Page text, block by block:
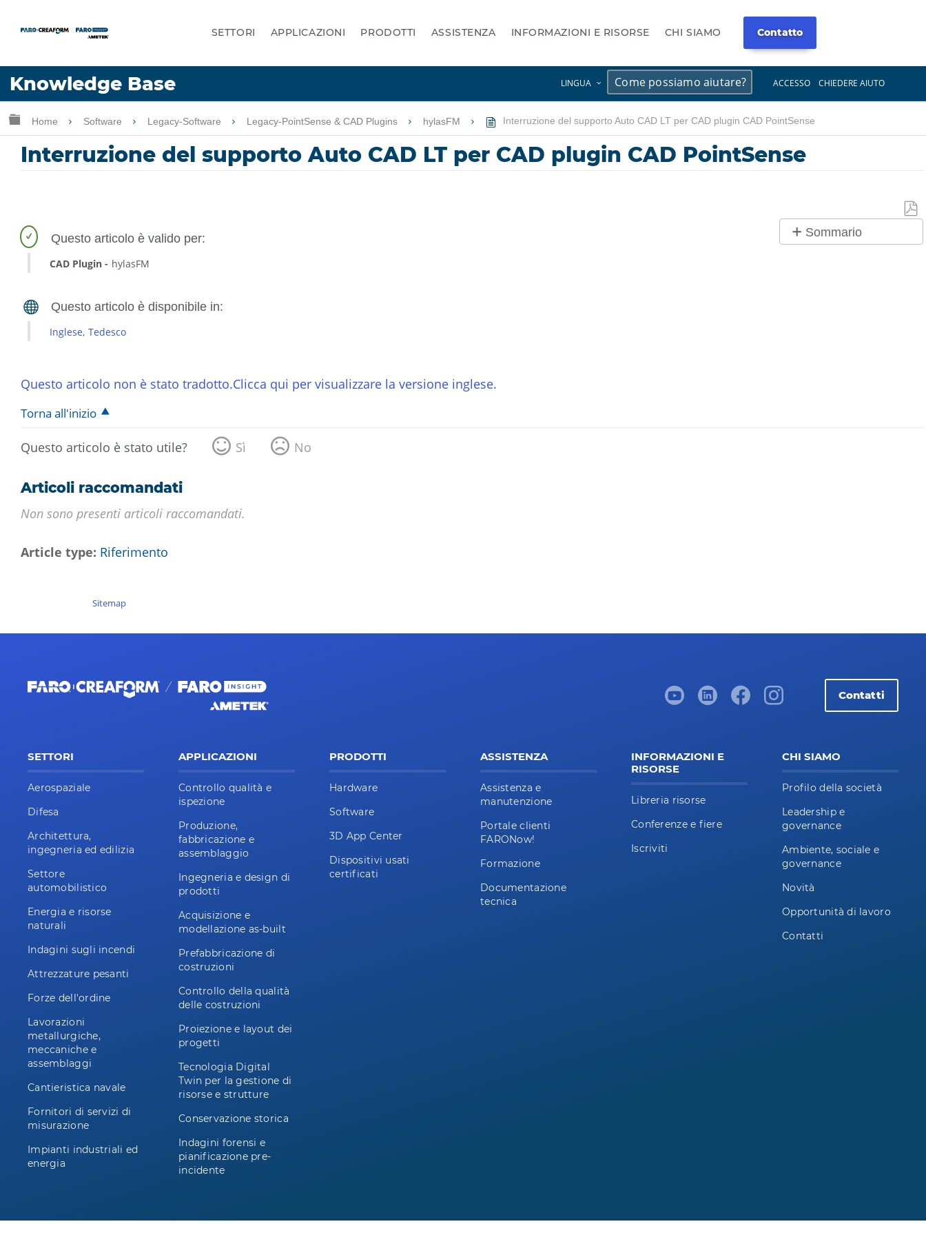
SETTORI APPLICAZIONI PRODOTTI ASSISTENZA INFORMAZIONI E RISORSE CHI SIAMO Contatto
Knowledge Base LINGUA ACCESSO CHIEDERE AIUTO
Lingua
Ingrandisci/riduci gerarchia globale
Home Software Legacy-Software Legacy-PointSense & CAD Plugins hylasFM Interruzione del supporto Auto CAD LT per CAD plugin CAD PointSense
Interruzione del supporto Auto CAD LT per CAD plugin CAD PointSense
Sommario
CAD Plugin hylasFM
Inglese Tedesco
Questo articolo non è stato tradotto.Clicca qui per visualizzare la versione inglese.
Torna all'inizio
Questo articolo è stato utile? Sì No
Articoli raccomandati
Non sono presenti articoli raccomandati.
Article type Riferimento
Sitemap
Contatti
SETTORI
Aerospaziale
Difesa
Architettura,
ingegneria ed edilizia
Settore
automobilistico
Energia e risorse
naturali
Indagini sugli incendi
Attrezzature pesanti
Forze dell'ordine
Lavorazioni
metallurgiche,
meccaniche e
assemblaggi
Cantieristica navale
Fornitori di servizi di
misurazione
Impianti industriali ed
energia
APPLICAZIONI
Controllo qualità e
ispezione
Produzione,
fabbricazione e
assemblaggio
Ingegneria e design di
prodotti
Acquisizione e
modellazione as-built
Prefabbricazione di
costruzioni
Controllo della qualità
delle costruzioni
Proiezione e layout dei
progetti
Tecnologia Digital
Twin per la gestione di
risorse e strutture
Conservazione storica
Indagini forensi e
pianificazione pre-
incidente
PRODOTTI
Hardware
Software
3D App Center
Dispositivi usati
certificati
ASSISTENZA
Assistenza e
manutenzione
Portale clienti
FARONow!
Formazione
Documentazione
tecnica
INFORMAZIONI E
RISORSE
Libreria risorse
Conferenze e fiere
Iscriviti
CHI SIAMO
Profilo della società
Leadership e
governance
Ambiente, sociale e
governance
Novità
Opportunità di lavoro
Contatti